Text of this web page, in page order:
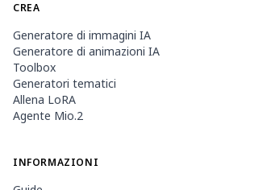
CREA
Generatore di immagini IA
Generatore di animazioni IA
Toolbox
Generatori tematici
Allena LoRA
Agente Mio.2
INFORMAZIONI